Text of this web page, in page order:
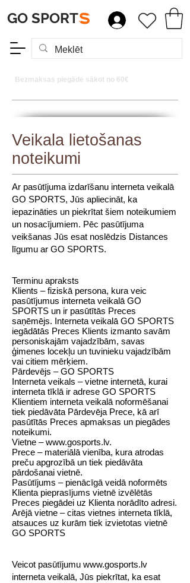
Bezmaksas piegāde sākot no 60€
GO SPORTS
Veikala lietošanas
noteikumi
Ar pasūtījuma izdarīšanu interneta veikalā
GO SPORTS, Jūs apliecināt, ka
iepazināties un piekrītat šiem noteikumiem
un nosacījumiem. Pēc pasūtījuma
veikšanas Jūs esat noslēdzis Distances
līgumu ar GO SPORTS.
Terminu apraksts
Klients – fiziskā persona, kura veic
pasūtījumus interneta veikalā GO
SPORTS un ir pasūtītās Preces
saņēmējs. Interneta veikalā GO SPORTS
iegādātās Preces Klients izmanto savām
personiskajām vajadzībām, savas
ģimenes locekļu un tuvinieku vajadzībām
vai citiem mērķiem.
Pārdevējs – GO SPORTS
Interneta veikals – vietne internetā, kurai
interneta tīklā ir adrese GO SPORTS
Klientiem interneta veikalā noformēšanai
tiek piedāvāta Pārdevēja Prece, kā arī
pasūtītās Preces apmaksas un piegādes
noteikumi.
Vietne –www.gosports.lv.
Prece – materiālā vienība, kura atrodas
preču apgrozībā un tiek piedāvāta
pārdošanai vietnē.
Pasūtījums – pienācīgā veidā noformēts
Klienta pieprasījums vietnē izvēlētās
Preces piegādei uz Klienta norādīto adresi.
Arējā vietne – citas vietnes interneta tīklā,
atsauces uz kurām tiek izvietotas vietnē
GO SPORTS
Veicot pasūtījumu www.gosports.lv
interneta veikalā, Jūs piekrītat, ka esat